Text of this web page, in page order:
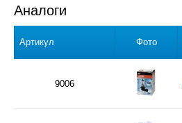
Аналоги
Артикул Фото
9006